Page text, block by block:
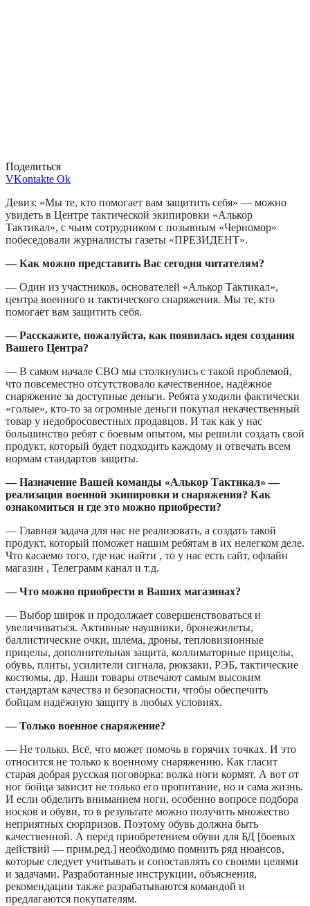
Поделиться
VKontakte Ok
Девиз: «Мы те, кто помогает вам защитить себя» — можно
увидеть в Центре тактической экипировки «Алькор
Тактикал», с чьим сотрудником c позывным «Черномор»
побеседовали журналисты газеты «ПРЕЗИДЕНТ».
— Как можно представить Вас сегодня читателям?
— Один из участников, основателей «Алькор Тактикал»,
центра военного и тактического снаряжения. Мы те, кто
помогает вам защитить себя.
— Расскажите, пожалуйста, как появилась идея создания
Вашего Центра?
— В самом начале СВО мы столкнулись с такой проблемой,
что повсеместно отсутствовало качественное, надёжное
снаряжение за доступные деньги. Ребята уходили фактически
«голые», кто-то за огромные деньги покупал некачественный
товар у недобросовестных продавцов. И так как у нас
большинство ребят с боевым опытом, мы решили создать свой
продукт, который будет подходить каждому и отвечать всем
нормам стандартов защиты.
— Назначение Вашей команды «Алькор Тактикал» —
реализация военной экипировки и снаряжения? Как
ознакомиться и где это можно приобрести?
— Главная задача для нас не реализовать, а создать такой
продукт, который поможет нашим ребятам в их нелегком деле.
Что касаемо того, где нас найти , то у нас есть сайт, офлайн
магазин , Телеграмм канал и т.д.
— Что можно приобрести в Ваших магазинах?
— Выбор широк и продолжает совершенствоваться и
увеличиваться. Активные наушники, бронежилеты,
баллистические очки, шлема, дроны, тепловизионные
прицелы, дополнительная защита, коллиматорные прицелы,
обувь, плиты, усилители сигнала, рюкзаки, РЭБ, тактические
костюмы, др. Наши товары отвечают самым высоким
стандартам качества и безопасности, чтобы обеспечить
бойцам надёжную защиту в любых условиях.
— Только военное снаряжение?
— Не только. Всё, что может помочь в горячих точках. И это
относится не только к военному снаряжению. Как гласит
старая добрая русская поговорка: волка ноги кормят. А вот от
ног бойца зависит не только его пропитание, но и сама жизнь.
И если обделить вниманием ноги, особенно вопросе подбора
носков и обуви, то в результате можно получить множество
неприятных сюрпризов. Поэтому обувь должна быть
качественной. А перед приобретением обуви для БД [боевых
действий — прим.ред.] необходимо помнить ряд нюансов,
которые следует учитывать и сопоставлять со своими целями
и задачами. Разработанные инструкции, объяснения,
рекомендации также разрабатываются командой и
предлагаются покупателям.